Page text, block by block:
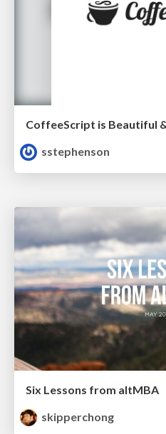
sstephenson
Six Lessons from altMBA
skipperchong